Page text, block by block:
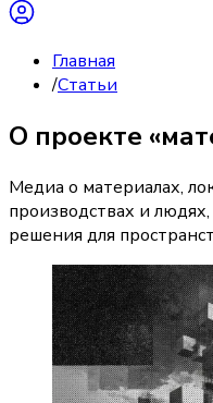
Главная
/Статьи
О проекте
Медиа о материалах,
производствах и
решения для